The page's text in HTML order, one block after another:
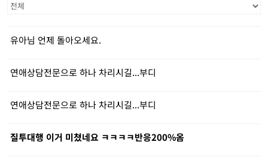
유아님 언제 돌아오세요.
연애상담전문으로 하나 차리시길...부디
연애상담전문으로 하나 차리시길...부디
질투대행 이거 미쳤네요 ㅋㅋㅋㅋ반응200%옴